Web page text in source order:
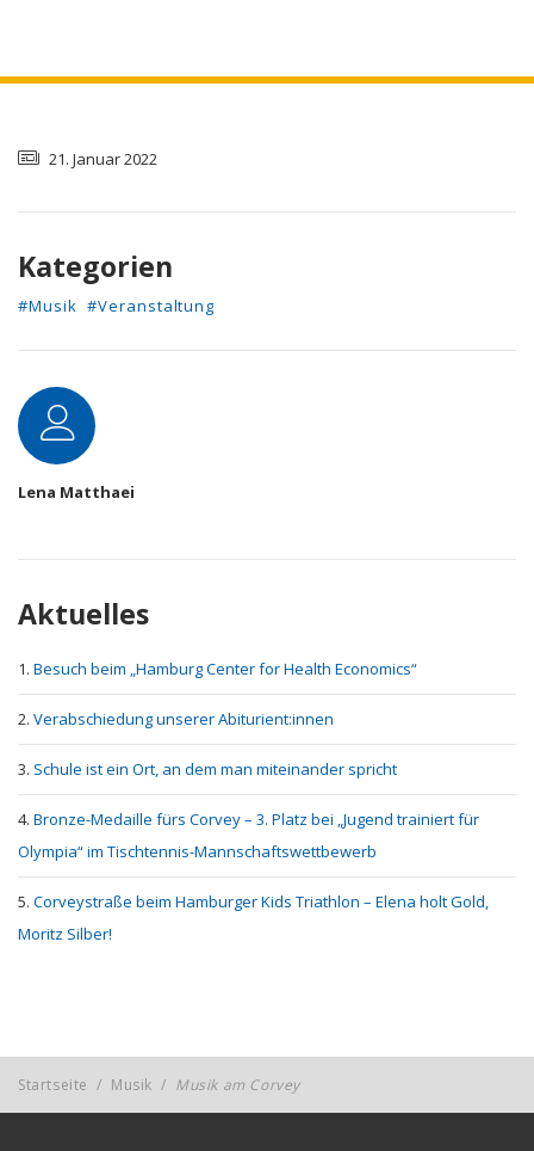
21. Januar 2022
Kategorien
#Musik #Veranstaltung
Autor
Lena Matthaei
Aktuelles
Besuch beim „Hamburg Center for Health Economics“
Verabschiedung unserer Abiturient:innen
Schule ist ein Ort, an dem man miteinander spricht
Bronze-Medaille fürs Corvey – 3. Platz bei „Jugend trainiert für
Olympia“ im Tischtennis-Mannschaftswettbewerb
Corveystraße beim Hamburger Kids Triathlon – Elena holt Gold,
Moritz Silber!
Startseite / Musik / Musik am Corvey